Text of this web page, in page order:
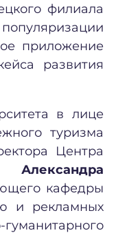
филиала
приложение
развития
в лице
туризма
Центра
Александра
кафедры
и рекламных